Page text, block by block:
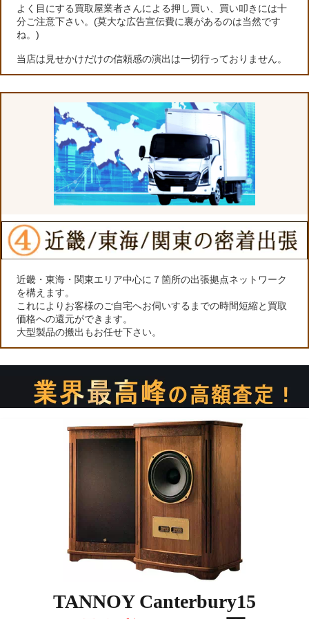
よく目にする買取屋業者さんによる押し買い、買い叩きには十
分ご注意下さい。(莫大な広告宣伝費に裏があるのは当然です
ね。)
当店は見せかけだけの信頼感の演出は一切行っておりません。
近畿・東海・関東エリア中心に７箇所の出張拠点ネットワーク
を構えます。
これによりお客様のご自宅へお伺いするまでの時間短縮と買取
価格への還元ができます。
大型製品の搬出もお任せ下さい。
TANNOY Canterbury15